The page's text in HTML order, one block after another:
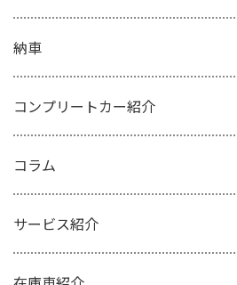
納車
コンプリートカー紹介
コラム
サービス紹介